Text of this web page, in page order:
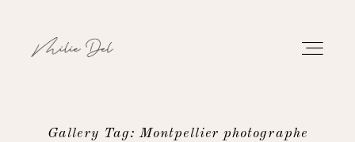
Gallery Tag: Montpellier photographe